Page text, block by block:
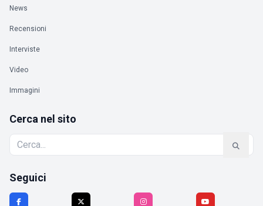
News
Recensioni
Interviste
Video
Immagini
Cerca nel sito
Seguici